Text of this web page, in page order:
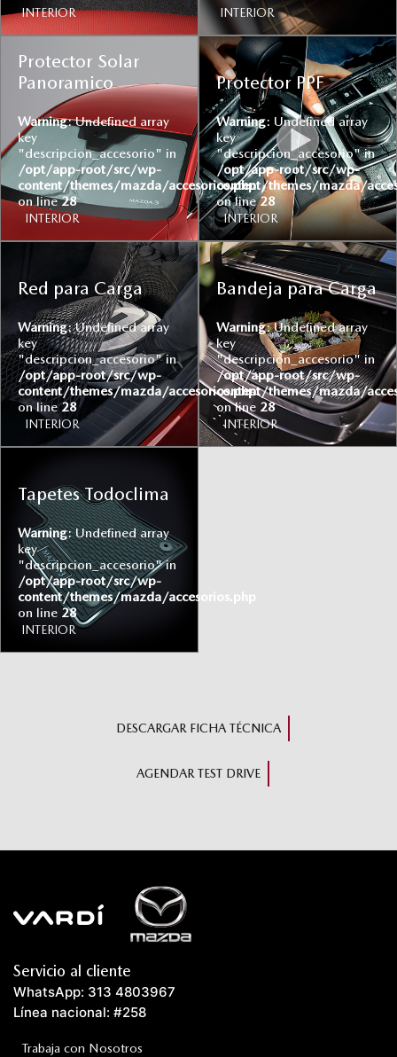
INTERIOR INTERIOR
Protector Solar
Panoramico
Warning: Undefined array
key
"descripcion_accesorio" in
/opt/app-root/src/wp-
content/themes/mazda/accesorios.php
on line28
INTERIOR
Protector PPF
Warning: Undefined array
key
"descripcion_accesorio" in
/opt/app-root/src/wp-
content/themes/mazda/
on line28
INTERIOR
Red para Carga
Warning: Undefined array
key
"descripcion_accesorio" in
/opt/app-root/src/wp-
content/themes/mazda/accesorios.php
on line28
INTERIOR
Bandeja para Carga
Warning: Undefined array
key
"descripcion_accesorio" in
/opt/app-root/src/wp-
content/themes/mazda/
on line 28
INTERIOR
Tapetes Todoclima
Warning: Undefined array
key
"descripcion_accesorio" in
/opt/app-root/src/wp-
content/themes/mazda/accesorios.php
on line 28
INTERIOR
DESCARGAR FICHA TÉCNICA
AGENDAR TEST DRIVE
Servicio al cliente
WhatsApp: 313 4803967
Línea nacional: #258
Trabaja con Nosotros